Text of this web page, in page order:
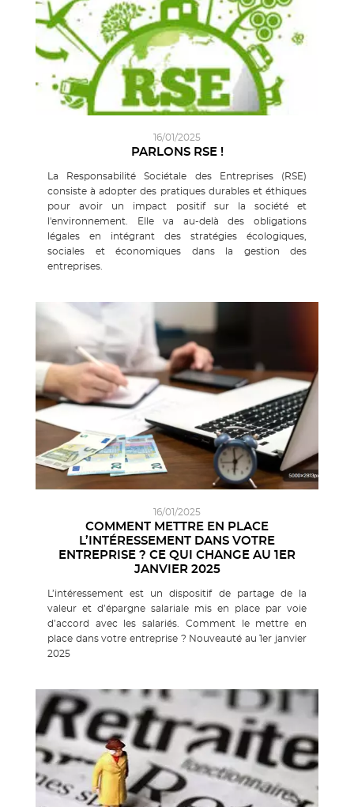
16/01/2025
PARLONS RSE !
La Responsabilité Sociétale des Entreprises (RSE)
consiste à adopter des pratiques durables et éthiques
pour avoir un impact positif sur la société et
l'environnement. Elle va au-delà des obligations
légales en intégrant des stratégies écologiques,
sociales et économiques dans la gestion des
entreprises.
16/01/2025
COMMENT METTRE EN PLACE
L’INTÉRESSEMENT DANS VOTRE
ENTREPRISE ? CE QUI CHANGE AU 1ER
JANVIER 2025
L’intéressement est un dispositif de partage de la
valeur et d’épargne salariale mis en place par voie
d’accord avec les salariés. Comment le mettre en
place dans votre entreprise ? Nouveauté au 1er janvier
2025